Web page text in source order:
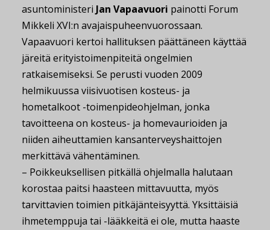
asuntoministeri Jan Vapaavuori painotti Forum
Mikkeli XVI:n avajaispuheenvuorossaan.
Vapaavuori kertoi hallituksen päättäneen käyttää
järeitä erityistoimenpiteitä ongelmien
ratkaisemiseksi. Se perusti vuoden 2009
helmikuussa viisivuotisen kosteus- ja
hometalkoot -toimenpideohjelman, jonka
tavoitteena on kosteus- ja homevaurioiden ja
niiden aiheuttamien kansanterveyshaittojen
merkittävä vähentäminen.
– Poikkeuksellisen pitkällä ohjelmalla halutaan
korostaa paitsi haasteen mittavuutta, myös
tarvittavien toimien pitkäjänteisyyttä. Yksittäisiä
ihmetemppuja tai -lääkkeitä ei ole, mutta haaste